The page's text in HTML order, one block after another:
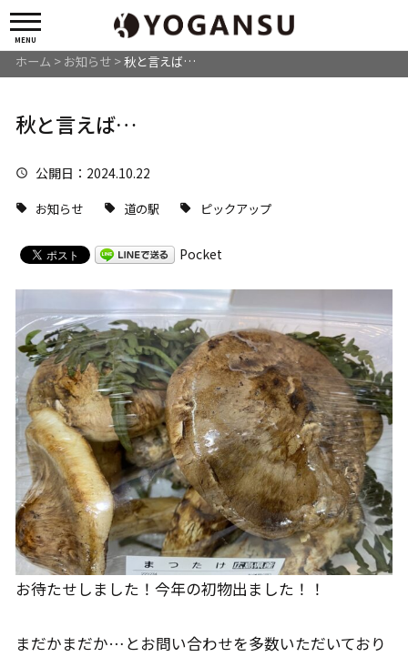
MENU
ホーム > お知らせ>秋と言えば…
秋と言えば…
公開日 ：2024.10.22
お知らせ 道の駅 ピックアップ
Pocket
お待たせしました！今年の初物出ました！！
まだかまだか…とお問い合わせを多数いただいており